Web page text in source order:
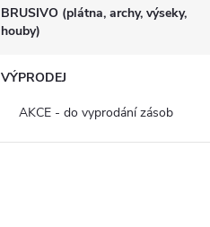
BRUSIVO (plátna, archy, výseky,
houby)
VÝPRODEJ
AKCE - do vyprodání zásob